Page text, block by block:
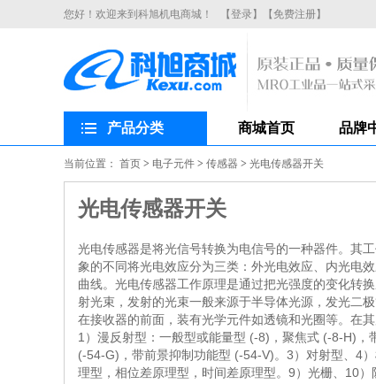
您好！欢迎来到科旭机电商城！ 【登录】 【免费注册】
产品分类 商城首页 品牌
当前位置： 首页 > 电子元件 > 传感器 > 光电传感器开关
光电传感器开关
光电传感器是将光信号转换为电信号的一种器件。其
象的不同将光电效应分为三类：外光电效应、内光电
曲线。光电传感器工作原理是通过把光强度的变化转
射光束，发射的光束一般来源于半导体光源，发光二
在接收器的前面，装有光学元件如透镜和光圈等。在
1）漫反射型：一般型或能量型 (-8)，聚焦式 (-8-H)
(-54-G)，带前景抑制功能型 (-54-V)。3）对射型、4
理型，相位差原理型，时间差原理型。9）光栅、10）